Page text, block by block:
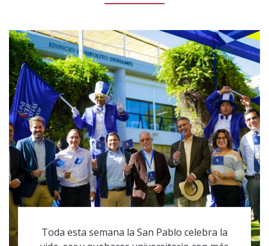
Toda esta semana la San Pablo celebra la